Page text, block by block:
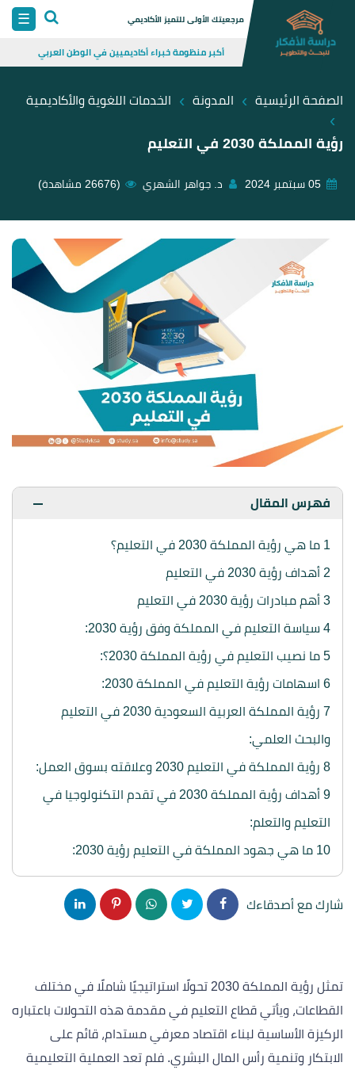
Skip
☰ مرجعيتك الأولى للتميز الأكاديمي
أكبر منظومة خبراء أكاديميين في الوطن العربي
الصفحة الرئيسية › المدونة › الخدمات اللغوية والأكاديمية
›
رؤية المملكة 2030 في التعليم
05 سبتمبر 2024 د. جواهر الشهري (26676 مشاهدة)
فهرس المقال
1 ما هي رؤية المملكة 2030 في التعليم؟
2 أهداف رؤية 2030 في التعليم
3 أهم مبادرات رؤية 2030 في التعليم
4 سياسة التعليم في المملكة وفق رؤية 2030:
5 ما نصيب التعليم في رؤية المملكة 2030؟:
6 اسهامات رؤية التعليم في المملكة 2030:
7 رؤية المملكة العربية السعودية 2030 في التعليم
والبحث العلمي:
8 رؤية المملكة في التعليم 2030 وعلاقته بسوق العمل:
9 أهداف رؤية المملكة 2030 في تقدم التكنولوجيا في
التعليم والتعلم:
10 ما هي جهود المملكة في التعليم رؤية 2030:
شارك مع أصدقاءك
تمثل رؤية المملكة 2030 تحولًا استراتيجيًا شاملًا في مختلف
القطاعات، ويأتي قطاع التعليم في مقدمة هذه التحولات باعتباره
الركيزة الأساسية لبناء اقتصاد معرفي مستدام، قائم على
الابتكار وتنمية رأس المال البشري. فلم تعد العملية التعليمية